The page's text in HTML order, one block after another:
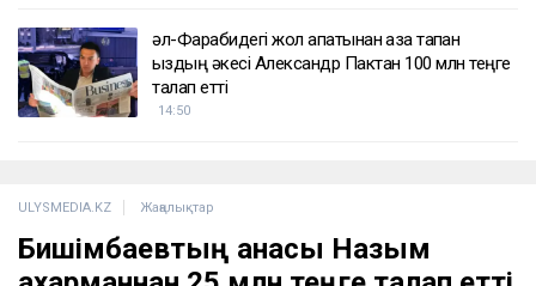
«Жедел жәрдем мен өрт сөндірушілер кіре
алмайды»: Астана тұрғындары құрылысқа
наразы
15:49
15:01